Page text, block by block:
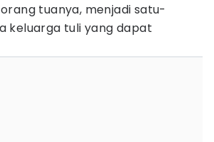
tuanya, menjadi satu-
keluarga tuli yang dapat